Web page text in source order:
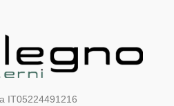
IT05224491216